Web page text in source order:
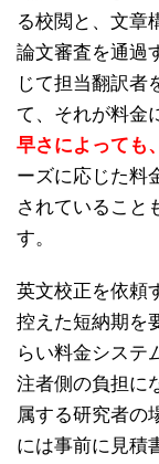
る校閲と、文章
論文審査を通過
じて担当翻訳者
て、それが料金
早さによっても
ーズに応じた料
されていること
す。
英文校正を依頼
控えた短納期を
らい料金システ
注者側の負担に
属する研究者の
には事前に見積